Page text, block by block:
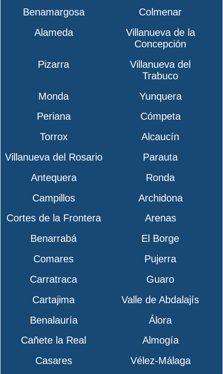
Benamargosa
Colmenar
Alameda
Villanueva de la
Concepción
Pizarra
Villanueva del
Trabuco
Monda
Yunquera
Periana
Cómpeta
Torrox
Alcaucín
Villanueva del Rosario
Parauta
Antequera
Ronda
Campillos
Archidona
Cortes de la Frontera
Arenas
Benarrabá
El Borge
Comares
Pujerra
Carratraca
Guaro
Cartajima
Valle de Abdalajís
Benalauría
Álora
Cañete la Real
Almogía
Casares
Vélez-Málaga